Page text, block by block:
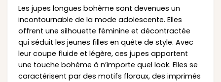
Les jupes longues bohème sont devenues un
incontournable de la mode adolescente. Elles
offrent une silhouette féminine et décontractée
qui séduit les jeunes filles en quête de style. Avec
leur coupe fluide et légère, ces jupes apportent
une touche bohème à n’importe quel look. Elles se
caractérisent par des motifs floraux, des imprimés